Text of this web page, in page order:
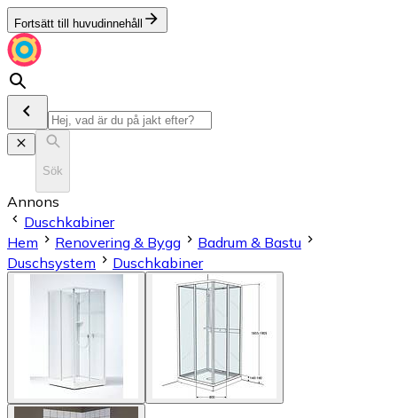
Fortsätt till huvudinnehåll
Sök
Annons
Duschkabiner
Hem
Renovering & Bygg
Badrum & Bastu
Duschsystem
Duschkabiner